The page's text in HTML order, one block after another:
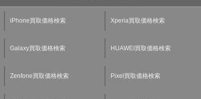
iPhone買取価格検索 Xperia買取価格検索
Galaxy買取価格検索 HUAWEI買取価格検索
Zenfone買取価格検索 Pixel買取価格検索